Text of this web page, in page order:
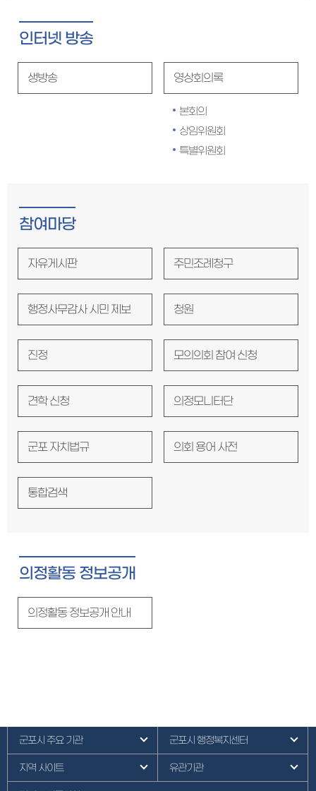
인터넷 방송
생방송 영상회의록
본회의
상임위원회
특별위원회
참여마당
자유게시판 주민조례청구
행정사무감사 시민 제보 청원
진정 모의의회 참여 신청
견학 신청 의정모니터단
군포 자치법규 의회 용어 사전
통합검색
의정활동 정보공개
의정활동 정보공개 안내
군포시 주요 기관 군포시 행정복지센터
지역 사이트 유관기관